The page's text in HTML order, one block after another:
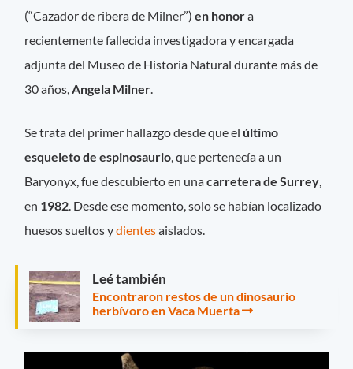
(“Cazador de ribera de Milner”)en honora
recientemente fallecida investigadora y encargada
adjunta del Museo de Historia Natural durante más de
30 años,Angela Milner.
Se trata del primer hallazgo desde que el último
esqueleto de espinosaurio, que pertenecía a un
Baryonyx, fue descubierto en unacarretera de Surrey,
en 1982. Desde ese momento, solo se habían localizado
huesos sueltos ydientesaislados.
Leé también
Encontraron restos de un dinosaurio
herbívoro en Vaca Muerta